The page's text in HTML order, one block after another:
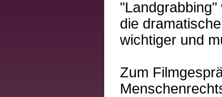
die
wichtiger und
Zum